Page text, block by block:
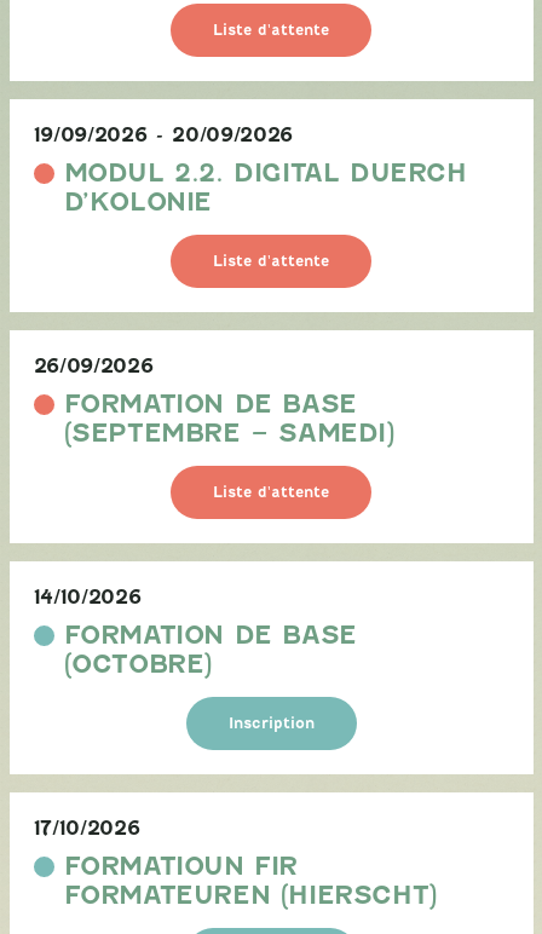
Liste d'attente
MODUL 2.2. DIGITAL DUERCH
D’KOLONIE
19/09/2026 - 20/09/2026
Liste d'attente
FORMATION DE BASE
(SEPTEMBRE – SAMEDI)
26/09/2026
Liste d'attente
FORMATION DE BASE
(OCTOBRE)
14/10/2026
Inscription
FORMATIOUN FIR
FORMATEUREN (HIERSCHT)
17/10/2026